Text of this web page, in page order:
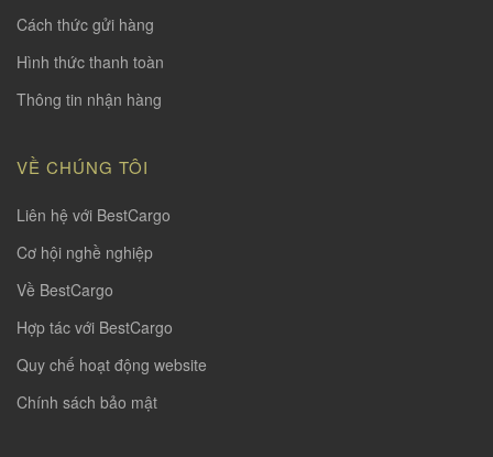
Cách thức gửi hàng
Hình thức thanh toàn
Thông tin nhận hàng
VỀ CHÚNG TÔI
Liên hệ với BestCargo
Cơ hội nghề nghiệp
Về BestCargo
Hợp tác với BestCargo
Quy chế hoạt động website
Chính sách bảo mật